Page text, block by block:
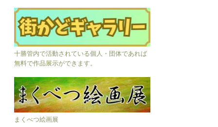
十勝管内で活動されている個人・団体であれば
無料で作品展示ができます。
まくべつ絵画展